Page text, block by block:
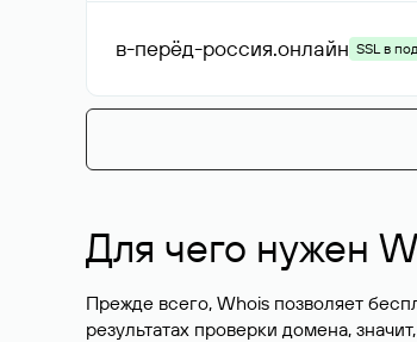
в-перёд-россия.онлайн SSL в
Для чего нужен
Прежде всего, Whois позволяет
результатах проверки домена,